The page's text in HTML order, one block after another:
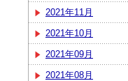
2021年11月
2021年10月
2021年09月
2021年08月